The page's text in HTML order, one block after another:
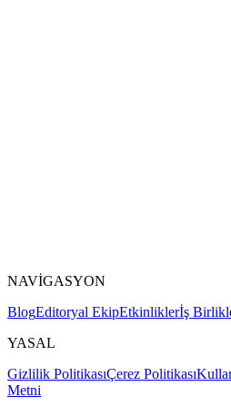
NAVİGASYON
BlogEditoryal EkipEtkinliklerİş
YASAL
Gizlilik PolitikasıÇerez Politikası
Metni